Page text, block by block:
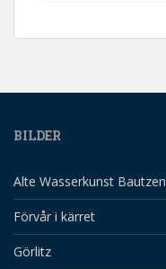
BILDER
Alte Wasserkunst Bautzen
Förvår i kärret
Görlitz